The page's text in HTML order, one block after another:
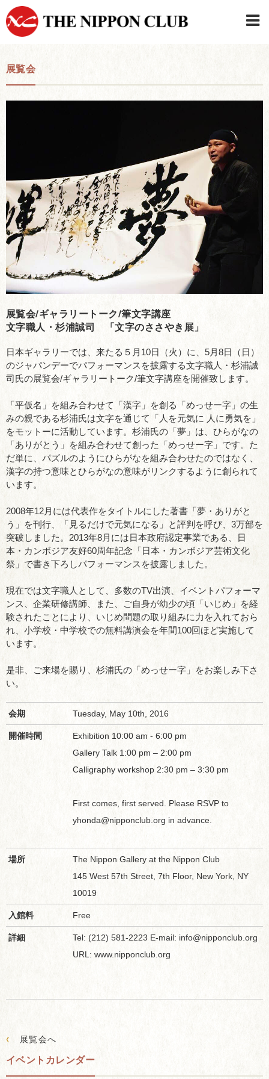
展覧会
展覧会/ギャラリートーク/筆文字講座
文字職人・杉浦誠司 「文字のささやき展」
日本ギャラリーでは、来たる５月10日（火）に、5月8日（日）
のジャパンデーでパフォーマンスを披露する文字職人・杉浦誠
司氏の展覧会/ギャラリートーク/筆文字講座を開催致します。
「平仮名」を組み合わせて「漢字」を創る「めっせー字」の生
みの親である杉浦氏は文字を通じて「人を元気に 人に勇気を」
をモットーに活動しています。杉浦氏の「夢」は、ひらがなの
「ありがとう」を組み合わせて創った「めっせー字」です。た
だ単に、パズルのようにひらがなを組み合わせたのではなく、
漢字の持つ意味とひらがなの意味がリンクするように創られて
います。
2008年12月には代表作をタイトルにした著書「夢・ありがと
う」を刊行、「見るだけで元気になる」と評判を呼び、3万部を
突破しました。2013年8月には日本政府認定事業である、日
本・カンボジア友好60周年記念「日本・カンボジア芸術文化
祭」で書き下ろしパフォーマンスを披露しました。
現在では文字職人として、多数のTV出演、イベントパフォーマ
ンス、企業研修講師、また、ご自身が幼少の頃「いじめ」を経
験されたことにより、いじめ問題の取り組みに力を入れておら
れ、小学校・中学校での無料講演会を年間100回ほど実施して
います。
是非、ご来場を賜り、杉浦氏の「めっせー字」をお楽しみ下さ
い。
会期 Tuesday, May 10th, 2016
開催時間
Exhibition 10:00 am - 6:00 pm
Gallery Talk 1:00 pm – 2:00 pm
Calligraphy workshop 2:30 pm – 3:30 pm
First comes, first served. Please RSVP to
yhonda@nipponclub.org in advance.
場所
The Nippon Gallery at the Nippon Club
145 West 57th Street, 7th Floor, New York, NY
10019
入館料 Free
詳細
Tel: (212) 581-2223 E-mail: info@nipponclub.org
URL: www.nipponclub.org
‹ 展覧会へ
イベントカレンダー
日本クラブメンバーログイン
連絡先・駐車場